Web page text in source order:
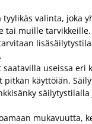
valinta,
muille
useissa
käyttöiän.
mukavuutta,